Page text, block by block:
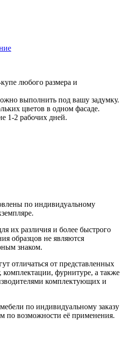
любого размера и
выполнить под вашу задумку.
цветов в одном фасаде.
1-2 рабочих дней.
по индивидуальному
их различия и более быстрого
образцов не являются
знаком.
отличаться от представленных
комплектации, фурнитуре, а также
комплектующих и
по индивидуальному заказу
по возможности её применения.